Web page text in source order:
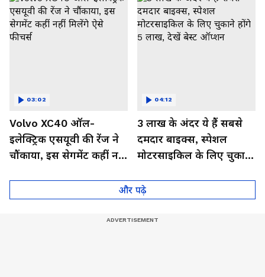
Volvo XC40 ऑल-
इलेक्ट्रिक एसयूवी की रेंज ने
चौंकाया, इस सेगमेंट कहीं नहीं
03:02
3 लाख के अंदर ये हैं सबसे
दमदार बाइक्स, स्पेशल
मोटरसाइकिल के लिए चुकाने
ऑप्शन
04:12
और पढ़े